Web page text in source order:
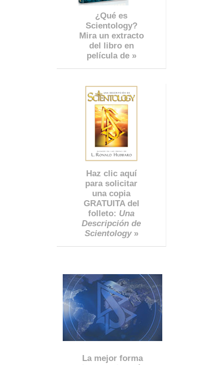
¿Qué es
Scientology?
Mira un extracto
del libro en
película de »
Haz clic aquí
para solicitar
una copia
GRATUITA del
folleto: Una
Descripción de
Scientology»
La mejor forma